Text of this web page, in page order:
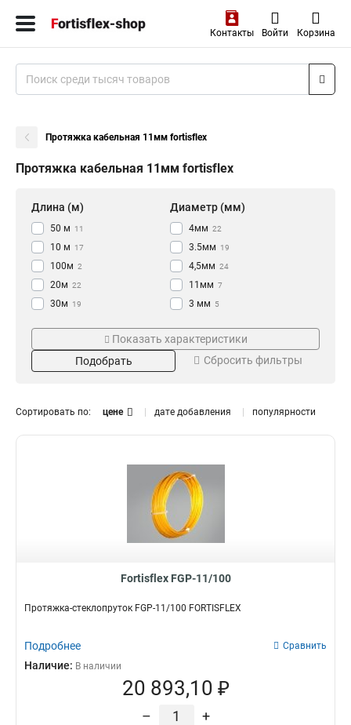
Контакты Войти Корзина
Протяжка кабельная 11мм fortisflex
Протяжка кабельная 11мм fortisflex
Длина (м)
50 м 11
10 м 17
100м 2
20м 22
30м 19
Диаметр (мм)
4мм 22
3.5мм 19
4,5мм 24
11мм 7
3 мм 5
стекловолокно 34
нейлон 12
Красная 28
Оранжевая 8
89
Показать характеристики
Подобрать
Сбросить фильтры
Сортировать по: цене дате добавления популярности
Fortisflex FGP-11/100
Протяжка-стеклопруток FGP-11/100 FORTISFLEX
Подробнее Сравнить
Наличие: В наличии
20 893,10 ₽
– +